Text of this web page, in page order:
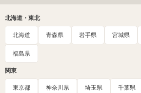
北海道・東北
北海道 青森県 岩手県 宮城県
福島県
関東
東京都 神奈川県 埼玉県 千葉県